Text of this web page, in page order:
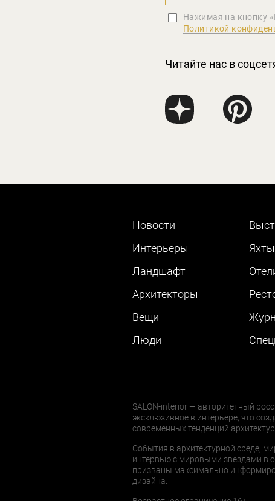
Нажимая на кнопку
Политикой
Читайте нас в
Новости
Интерьеры
Ландшафт
Архитекторы
Вещи
Люди
Яхты
SALON-interior — авторитетный
эксклюзивное в интерьере, что
современных тенденций
События в архитектурной среде,
интервью с мировыми звездами в
призваны максимально
дизайна.